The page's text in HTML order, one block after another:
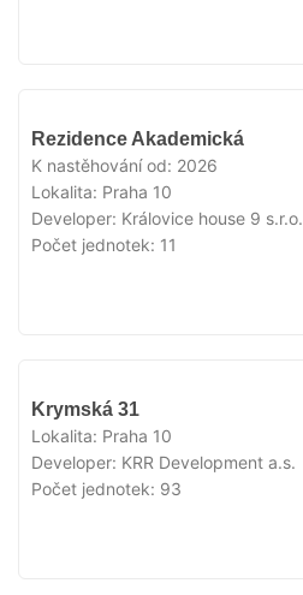
Rezidence Akademická
K nastěhování od: 2026
Lokalita: Praha 10
Developer: Královice house 9 s.r.o.
Počet jednotek: 11
Krymská 31
Lokalita: Praha 10
Developer: KRR Development a.s.
Počet jednotek: 93